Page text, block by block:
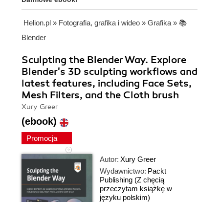
Helion.pl » Fotografia, grafika i wideo » Grafika » 📚
Blender
Sculpting the Blender Way. Explore
Blender's 3D sculpting workflows and
latest features, including Face Sets,
Mesh Filters, and the Cloth brush
Xury Greer
(ebook)
Promocja
Autor: Xury Greer
Wydawnictwo: Packt
Publishing (Z chęcią
przeczytam książkę w
języku polskim)